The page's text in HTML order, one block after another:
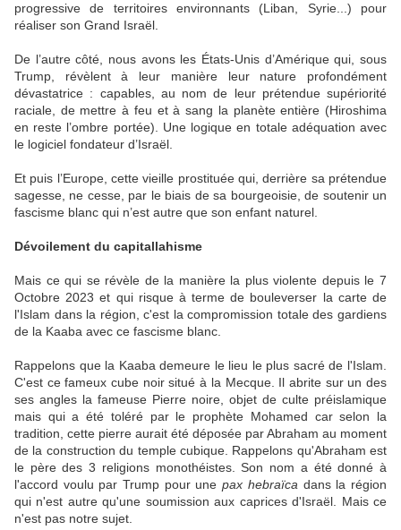
progressive de territoires environnants (Liban, Syrie...) pour
réaliser son Grand Israël.
De l’autre côté, nous avons les États-Unis d’Amérique qui, sous
Trump, révèlent à leur manière leur nature profondément
dévastatrice : capables, au nom de leur prétendue supériorité
raciale, de mettre à feu et à sang la planète entière (Hiroshima
en reste l’ombre portée). Une logique en totale adéquation avec
le logiciel fondateur d’Israël.
Et puis l’Europe, cette vieille prostituée qui, derrière sa prétendue
sagesse, ne cesse, par le biais de sa bourgeoisie, de soutenir un
fascisme blanc qui n’est autre que son enfant naturel.
Dévoilement du capitallahisme
Mais ce qui se révèle de la manière la plus violente depuis le 7
Octobre 2023 et qui risque à terme de bouleverser la carte de
l'Islam dans la région, c'est la compromission totale des gardiens
de la Kaaba avec ce fascisme blanc.
Rappelons que la Kaaba demeure le lieu le plus sacré de l'Islam.
C'est ce fameux cube noir situé à la Mecque. Il abrite sur un des
ses angles la fameuse Pierre noire, objet de culte préislamique
mais qui a été toléré par le prophète Mohamed car selon la
tradition, cette pierre aurait été déposée par Abraham au moment
de la construction du temple cubique. Rappelons qu'Abraham est
le père des 3 religions monothéistes. Son nom a été donné à
l'accord voulu par Trump pour une pax hebraïca dans la région
qui n'est autre qu'une soumission aux caprices d'Israël. Mais ce
n'est pas notre sujet.